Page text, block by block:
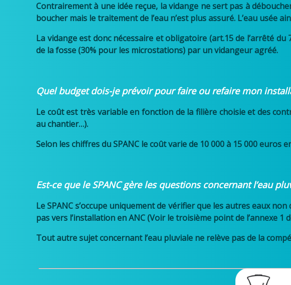
Contrairement à une idée reçue, la vidange ne sert pas à
boucher mais le traitement de l’eau n’est plus assuré. L’eau usée
La vidange est donc nécessaire et obligatoire (art.15 de l’arrêté
de la fosse (30% pour les microstations) par un vidangeur agréé.
Quel budget dois-je prévoir pour faire ou refaire mon
Le coût est très variable en fonction de la filière choisie et des
au chantier…).
Selon les chiffres du SPANC le coût varie de 10 000 à 15 000
Est-ce que le SPANC gère les questions concernant l’eau
Le SPANC s’occupe uniquement de vérifier que les autres eaux
pas vers l’installation en ANC (Voir le troisième point de l’annexe 1
Tout autre sujet concernant l’eau pluviale ne relève pas de la